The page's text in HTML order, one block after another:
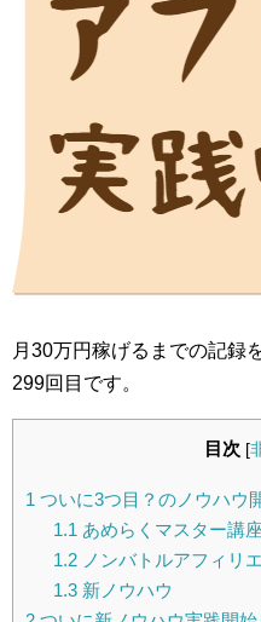
月30万円稼げるまでの記録
299回目です。
目次 [
1 ついに3つ目？のノウハウ
1.1 あめらくマスター講
1.2ノンバトルアフィリ
1.3新ノウハウ